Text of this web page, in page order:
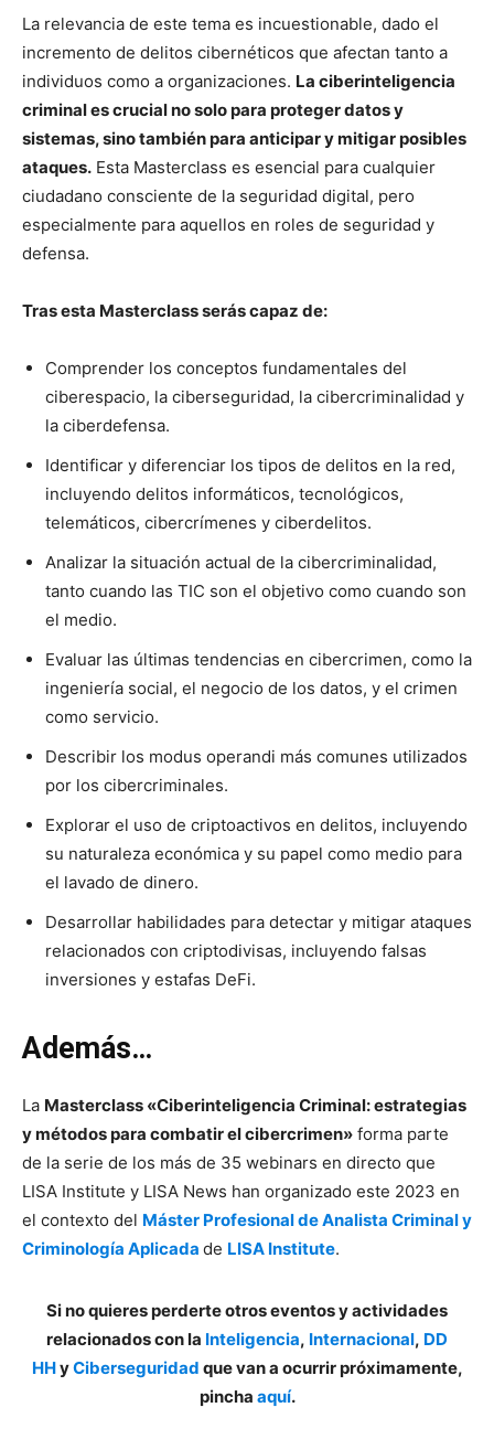
La relevancia de este tema es incuestionable, dado el
incremento de delitos cibernéticos que afectan tanto a
individuos como a organizaciones. La ciberinteligencia
criminal es crucial no solo para proteger datos y
sistemas, sino también para anticipar y mitigar posibles
ataques. Esta Masterclass es esencial para cualquier
ciudadano consciente de la seguridad digital, pero
especialmente para aquellos en roles de seguridad y
defensa.
Tras esta Masterclass serás capaz de:
Comprender los conceptos fundamentales del
ciberespacio, la ciberseguridad, la cibercriminalidad y
la ciberdefensa.
Identificar y diferenciar los tipos de delitos en la red,
incluyendo delitos informáticos, tecnológicos,
telemáticos, cibercrímenes y ciberdelitos.
Analizar la situación actual de la cibercriminalidad,
tanto cuando las TIC son el objetivo como cuando son
el medio.
Evaluar las últimas tendencias en cibercrimen, como la
ingeniería social, el negocio de los datos, y el crimen
como servicio.
Describir los modus operandi más comunes utilizados
por los cibercriminales.
Explorar el uso de criptoactivos en delitos, incluyendo
su naturaleza económica y su papel como medio para
el lavado de dinero.
Desarrollar habilidades para detectar y mitigar ataques
relacionados con criptodivisas, incluyendo falsas
inversiones y estafas DeFi.
Además…
La Masterclass «Ciberinteligencia Criminal: estrategias
y métodos para combatir el cibercrimen» forma parte
de la serie de los más de 35 webinars en directo que
LISA Institute y LISA News han organizado este 2023 en
el contexto del Máster Profesional de Analista Criminal y
Criminología Aplicada de LISA Institute.
Si no quieres perderte otros eventos y actividades
relacionados con la Inteligencia, Internacional, DD
HHyCiberseguridad que van a ocurrir próximamente,
pincha aquí.